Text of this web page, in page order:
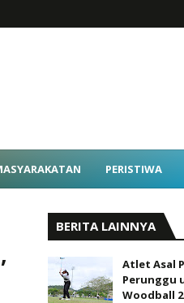
PERISTIWA
BERITA LAINNYA
Atlet Asal
Perunggu
Woodball